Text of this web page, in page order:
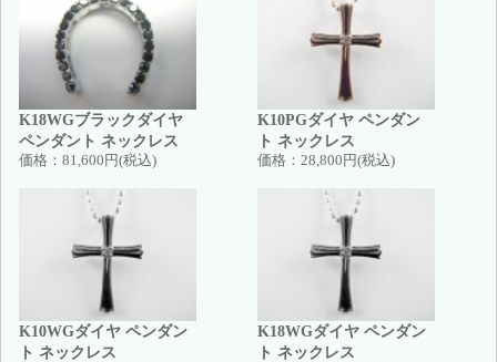
K18WGブラックダイヤ
ペンダント ネックレス
価格： 81,600円(税込)
K10PGダイヤ ペンダン
ト ネックレス
価格： 28,800円(税込)
K10WGダイヤ ペンダン
ト ネックレス
K18WGダイヤ ペンダン
ト ネックレス